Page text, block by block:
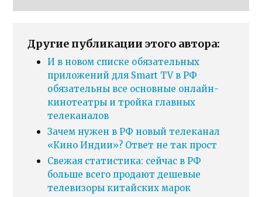
Другие публикации этого автора:
И в новом списке обязательных
приложений для Smart TV в РФ
обязательны все основные онлайн-
кинотеатры и тройка главных
телеканалов
Зачем нужен в РФ новый телеканал
«Кино Индии»? Ответ не так прост
Свежая статистика: сейчас в РФ
больше всего продают дешевые
телевизоры китайских марок